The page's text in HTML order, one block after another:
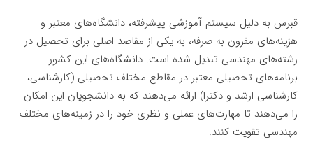
قبرس به دلیل سیستم آموزشی پیشرفته، دانشگاه‌های معتبر و
هزینه‌های مقرون به صرفه، به یکی از مقاصد اصلی برای تحصیل در
رشته‌های مهندسی تبدیل شده است. دانشگاه‌های این کشور
برنامه‌های تحصیلی معتبر در مقاطع مختلف تحصیلی (کارشناسی،
کارشناسی ارشد و دکترا) ارائه می‌دهند که به دانشجویان این امکان
را می‌دهند تا مهارت‌های عملی و نظری خود را در زمینه‌های مختلف
مهندسی تقویت کنند.